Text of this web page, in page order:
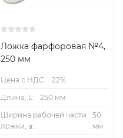
Ложка фарфоровая №4,
250 мм
Цена с НДС:
22%
Длина, L:
250 мм
Ширина рабочей части
ложки, a:
50
мм